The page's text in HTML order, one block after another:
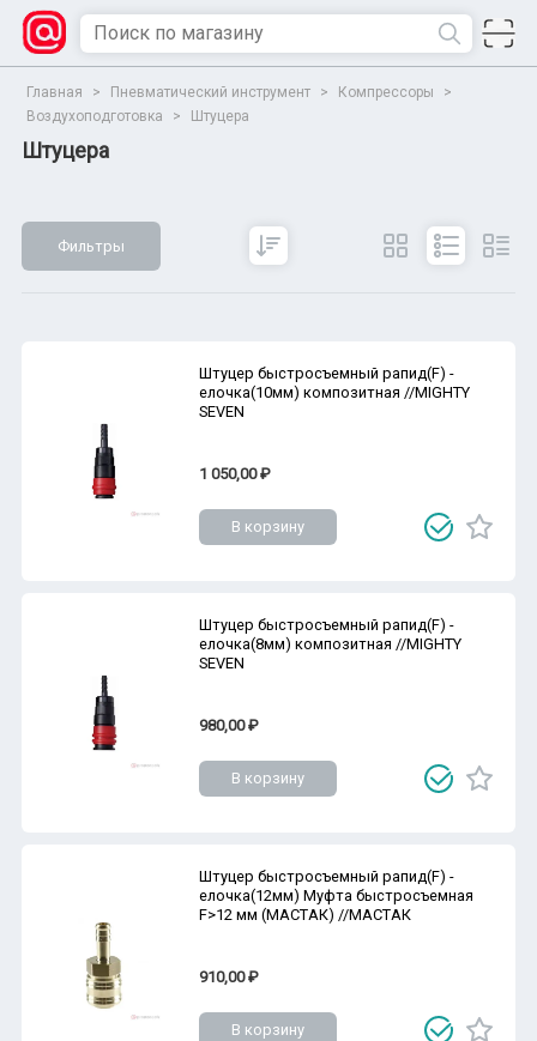
Главная > Пневматический инструмент > Компрессоры
>
Воздухоподготовка
> Штуцера
Штуцера
Фильтры
Штуцер быстросъемный рапид(F) -
елочка(10мм) композитная //MIGHTY
SEVEN
1 050,00 ₽
В корзину
Штуцер быстросъемный рапид(F) -
елочка(8мм) композитная //MIGHTY
SEVEN
980,00 ₽
В корзину
Штуцер быстросъемный рапид(F) -
елочка(12мм) Муфта быстросъемная
F>12 мм (МАСТАК) //МАСТАК
910,00 ₽
В корзину